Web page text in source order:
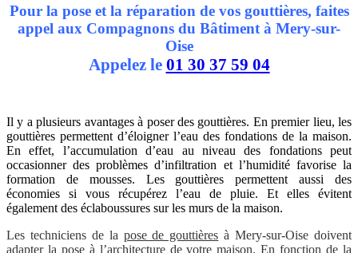
Pour la pose et la réparation de vos gouttières, faites
appel aux Compagnons du Bâtiment à Mery-sur-
Oise
Appelez le 01 30 37 59 04
Il y a plusieurs avantages à poser des gouttières. En premier lieu, les
gouttières permettent d’éloigner l’eau des fondations de la maison.
En effet, l’accumulation d’eau au niveau des fondations peut
occasionner des problèmes d’infiltration et l’humidité favorise la
formation de mousses. Les gouttières permettent aussi des
économies si vous récupérez l’eau de pluie. Et elles évitent
également des éclaboussures sur les murs de la maison.
Les techniciens de la pose de gouttières à Mery-sur-Oise doivent
adapter la pose à l’architecture de votre maison. En fonction de la